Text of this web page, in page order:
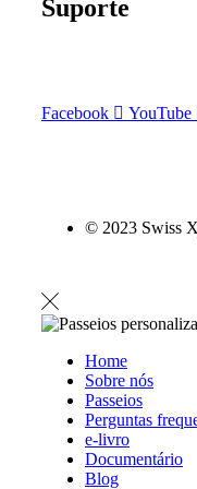
Suporte
Facebook YouTube
© 2023 Swiss
Home
Sobre nós
Passeios
Perguntas
e-livro
Documentário
Blog